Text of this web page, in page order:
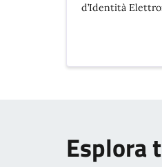
d’Identità
Esplora